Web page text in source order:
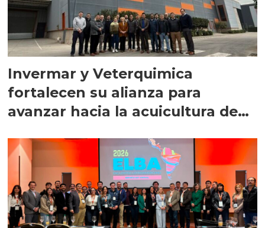
Invermar y Veterquimica
fortalecen su alianza para
avanzar hacia la acuicultura de